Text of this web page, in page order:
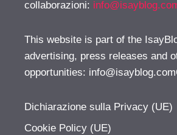
collaborazioni:
This website is part of the
advertising, press releases and
opportunities:
Dichiarazione sulla Privacy (UE)
Cookie Policy (UE)